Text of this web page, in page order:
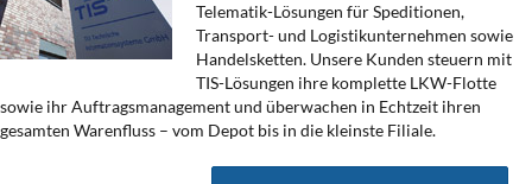
Telematik-Lösungen für Speditionen,
Transport- und Logistikunternehmen sowie
Handelsketten. Unsere Kunden steuern mit
TIS-Lösungen ihre komplette LKW-Flotte
sowie ihr Auftragsmanagement und überwachen in Echtzeit ihren
gesamten Warenfluss – vom Depot bis in die kleinste Filiale.